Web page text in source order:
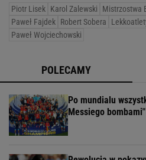
Piotr Lisek Karol Zalewski
Mistrzostwa
Paweł Fajdek Robert Sobera
Paweł Wojciechowski
POLECAMY
Po mundialu
Messiego bombami"